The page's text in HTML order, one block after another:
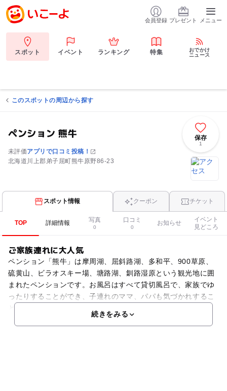
会員登録 プレゼント メニュー
スポット イベント ランキング 特集
おでかけ
ニュース
このスポットの周辺から探す
ペンション 熊牛
未評価アプリで口コミ投稿！
北海道川上郡弟子屈町熊牛原野86-23
保存
1
スポット情報 クーポン チケット
TOP 詳細情報 写真
0
口コミ
0
お知らせ
イベント
見どころ
ご家族連れに大人気
ペンション「熊牛」は摩周湖、屈斜路湖、多和平、900草原、
硫黄山、ビラオスキー場、塘路湖、釧路湿原という観光地に囲
まれたペンションです。お風呂はすべて貸切風呂で、家族でゆ
ったりすることができ、子連れのママ、パパも気づかれするこ
続きをみる